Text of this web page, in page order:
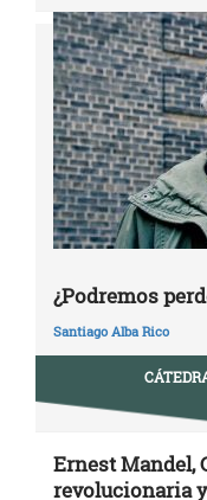
¿Podremos
Santiago Alba Rico
Ernest Mandel,
revolucionaria